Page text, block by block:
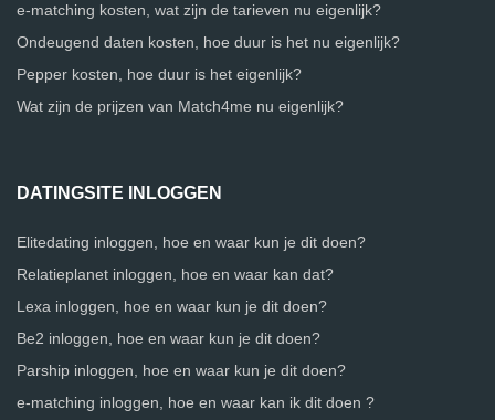
e-matching kosten, wat zijn de tarieven nu eigenlijk?
Ondeugend daten kosten, hoe duur is het nu eigenlijk?
Pepper kosten, hoe duur is het eigenlijk?
Wat zijn de prijzen van Match4me nu eigenlijk?
DATINGSITE INLOGGEN
Elitedating inloggen, hoe en waar kun je dit doen?
Relatieplanet inloggen, hoe en waar kan dat?
Lexa inloggen, hoe en waar kun je dit doen?
Be2 inloggen, hoe en waar kun je dit doen?
Parship inloggen, hoe en waar kun je dit doen?
e-matching inloggen, hoe en waar kan ik dit doen ?